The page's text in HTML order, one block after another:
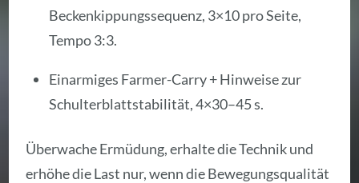
Beckenkippungssequenz, 3×10 pro Seite,
Tempo 3:3.
Einarmiges Farmer-Carry + Hinweise zur
Schulterblattstabilität, 4×30–45 s.
Überwache Ermüdung, erhalte die Technik und
erhöhe die Last nur, wenn die Bewegungsqualität